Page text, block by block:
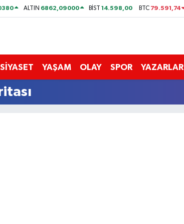
ALTIN 6862,09000 BİST14.598,00 BTC 79.591,74
SİYASET YAŞAM OLAY SPOR YAZARLAR